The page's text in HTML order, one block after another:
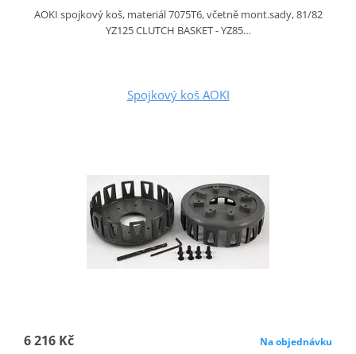
AOKI spojkový koš, materiál 7075T6, včetně mont.sady, 81/82
YZ125 CLUTCH BASKET - YZ85…
Spojkový koš AOKI
6 216 Kč Na objednávku